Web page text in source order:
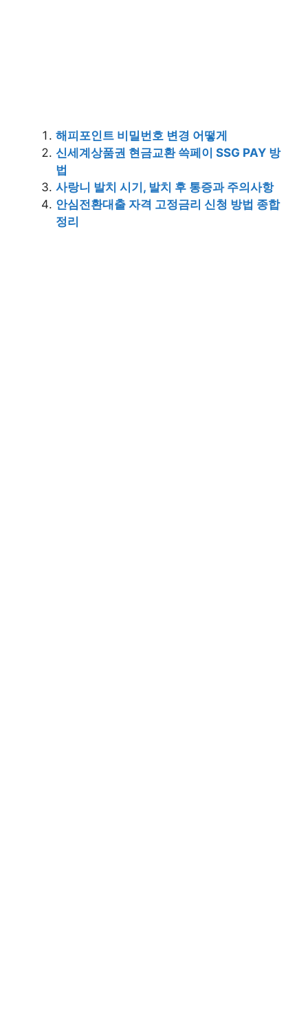
해피포인트 비밀번호 변경 어떻게
신세계상품권 현금교환 쓱페이 SSG PAY 방
법
사랑니 발치 시기, 발치 후 통증과 주의사항
안심전환대출 자격 고정금리 신청 방법 종합
정리